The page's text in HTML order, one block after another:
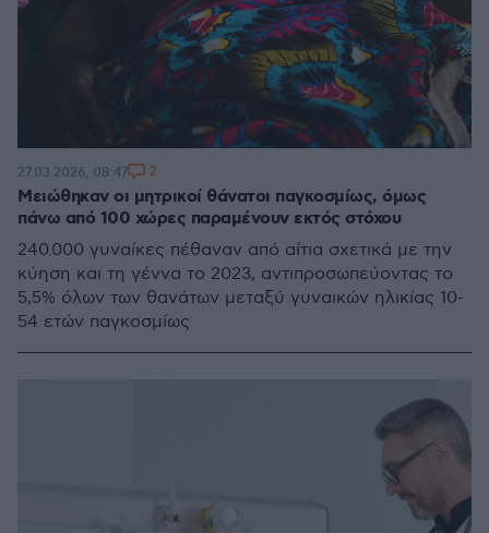
Μειώθηκαν οι μητρικοί θάνατοι παγκοσμίως, όμως
πάνω από 100 χώρες παραμένουν εκτός στόχου
240.000 γυναίκες πέθαναν από αίτια σχετικά με την
κύηση και τη γέννα το 2023, αντιπροσωπεύοντας το
5,5% όλων των θανάτων μεταξύ γυναικών ηλικίας 10-
54 ετών παγκοσμίως
27.03.2026, 08:47 2